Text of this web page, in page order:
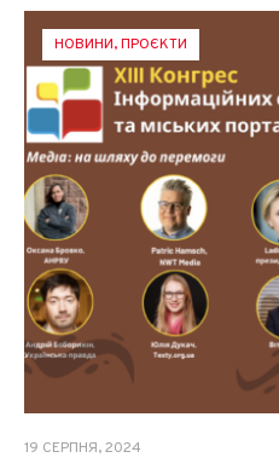
НОВИНИ,ПРОЄКТИ
19 СЕРПНЯ, 2024